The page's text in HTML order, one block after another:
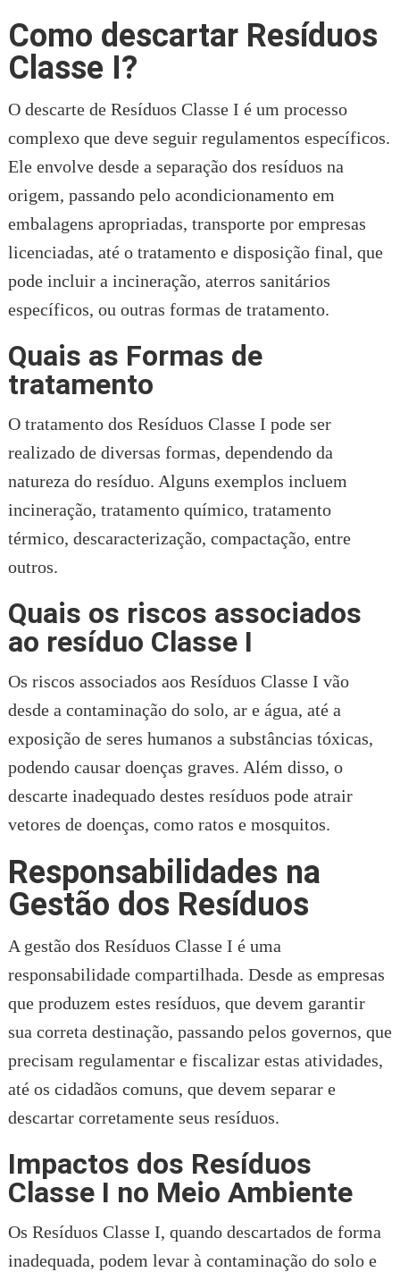
Como descartar Resíduos
Classe I?
O descarte de Resíduos Classe I é um processo
complexo que deve seguir regulamentos específicos.
Ele envolve desde a separação dos resíduos na
origem, passando pelo acondicionamento em
embalagens apropriadas, transporte por empresas
licenciadas, até o tratamento e disposição final, que
pode incluir a incineração, aterros sanitários
específicos, ou outras formas de tratamento.
Quais as Formas de
tratamento
O tratamento dos Resíduos Classe I pode ser
realizado de diversas formas, dependendo da
natureza do resíduo. Alguns exemplos incluem
incineração, tratamento químico, tratamento
térmico, descaracterização, compactação, entre
outros.
Quais os riscos associados
ao resíduo Classe I
Os riscos associados aos Resíduos Classe I vão
desde a contaminação do solo, ar e água, até a
exposição de seres humanos a substâncias tóxicas,
podendo causar doenças graves. Além disso, o
descarte inadequado destes resíduos pode atrair
vetores de doenças, como ratos e mosquitos.
Responsabilidades na
Gestão dos Resíduos
A gestão dos Resíduos Classe I é uma
responsabilidade compartilhada. Desde as empresas
que produzem estes resíduos, que devem garantir
sua correta destinação, passando pelos governos, que
precisam regulamentar e fiscalizar estas atividades,
até os cidadãos comuns, que devem separar e
descartar corretamente seus resíduos.
Impactos dos Resíduos
Classe I no Meio Ambiente
Os Resíduos Classe I, quando descartados de forma
inadequada, podem levar à contaminação do solo e